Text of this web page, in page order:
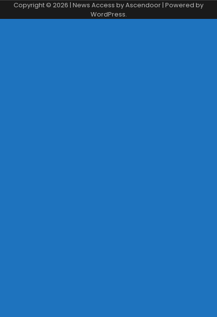
Copyright © 2026 | News Access byAscendoor | Powered by
WordPress.